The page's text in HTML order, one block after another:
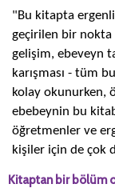
"Bu kitapta
geçirilen bir nokta
gelişim, ebeveyn
karışması - tüm
kolay okunurken,
ebebeynin bu
öğretmenler ve
kişiler için de çok
Kitaptan bir bölüm